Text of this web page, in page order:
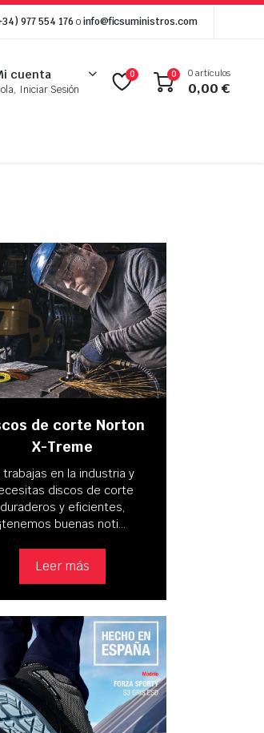
977 554 176 oinfo@ficsuministros.com
cuenta
Iniciar Sesión
0 0 0 artículos
0,00€
de corte Norton
X-Treme
trabajas en la industria y
discos de corte
duraderos y eficientes,
¡tenemos buenas noti…
Leer más